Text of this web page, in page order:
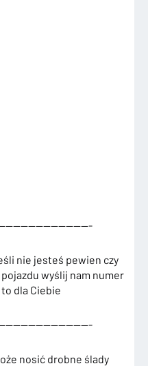
nie jesteś pewien czy
wyślij nam numer
to dla Ciebie
nosić drobne ślady